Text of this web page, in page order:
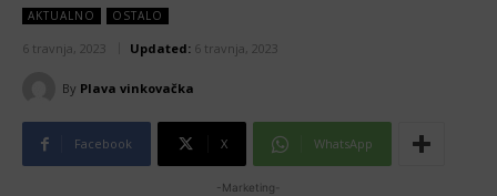
AKTUALNO OSTALO
6 travnja, 2023 Updated: 6 travnja, 2023
By Plava vinkovačka
Facebook X WhatsApp
-Marketing-